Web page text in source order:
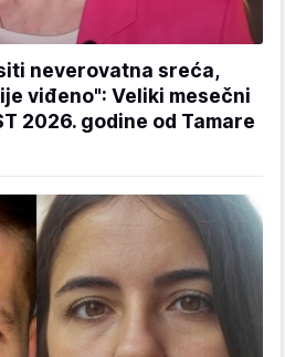
neverovatna sreća,
viđeno": Veliki mesečni
2026. godine od Tamare